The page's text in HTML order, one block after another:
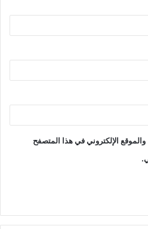
الإلكتروني في هذا المتصفح